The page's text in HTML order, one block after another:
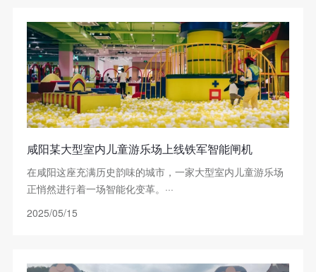
咸阳某大型室内儿童游乐场上线铁军智能闸机
在咸阳这座充满历史韵味的城市，一家大型室内儿童游乐场
正悄然进行着一场智能化变革。···
2025/05/15